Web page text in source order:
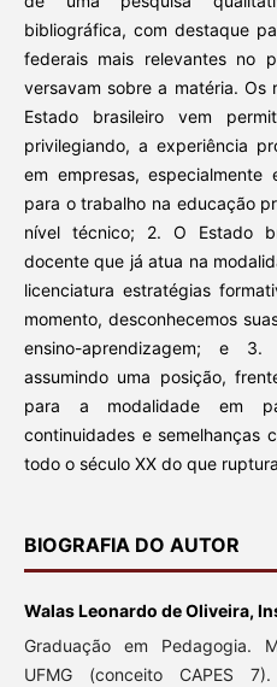
bibliográfica, com destaque
federais mais relevantes no
versavam sobre a matéria. Os
Estado brasileiro vem
privilegiando, a experiência
em empresas, especialmente
para o trabalho na educação
nível técnico; 2. O Estado
docente que já atua na
licenciatura estratégias
momento, desconhecemos
ensino-aprendizagem; e
assumindo uma posição,
para a modalidade em
continuidades e semelhanças
todo o século XX do que
BIOGRAFIA DO AUTOR
Walas Leonardo de Oliveira,
Graduação em Pedagogia.
UFMG (conceito CAPES